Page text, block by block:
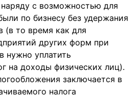
с возможностью для
по бизнесу без удержания
(в то время как для
других форм при
нужно уплатить
на доходы физических лиц).
заключается в
налога